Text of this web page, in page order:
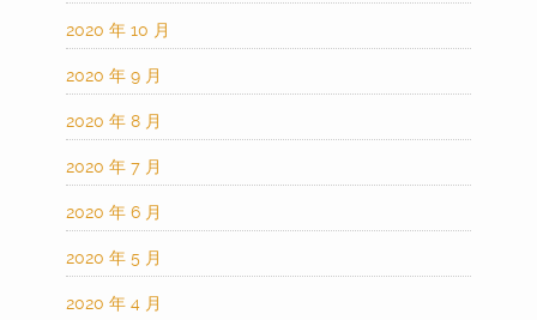
2020 年 10 月
2020 年 9 月
2020 年 8 月
2020 年 7 月
2020 年 6 月
2020 年 5 月
2020 年 4 月